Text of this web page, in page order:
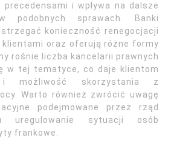
i wpływa na dalsze
podobnych sprawach. Banki
konieczność renegocjacji
klientami oraz oferują różne formy
rośnie liczba kancelarii prawnych
w tej tematyce, co daje klientom
możliwość skorzystania z
Warto również zwrócić uwagę
podejmowane przez rząd
sytuacji osób
frankowe.